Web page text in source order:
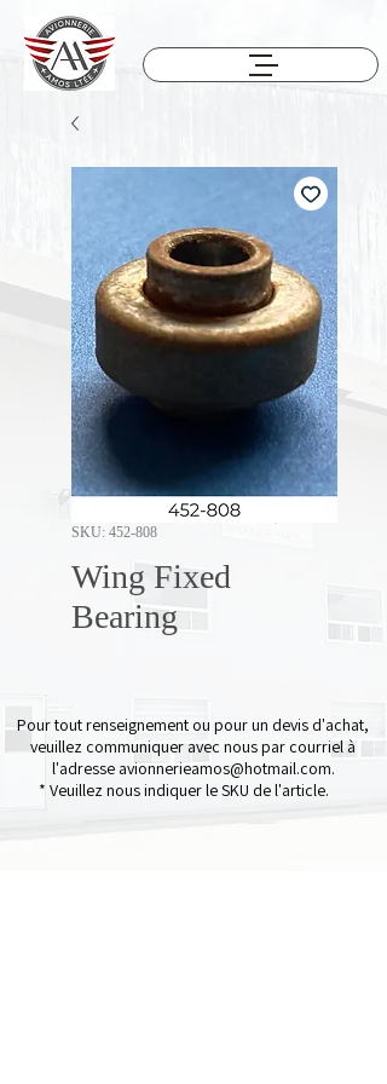
SKU: 452-808
Wing Fixed
Bearing
Pour tout renseignement ou pour un devis d'achat,
veuillez communiquer avec nous par courriel à
l'adresse avionnerieamos@hotmail.com.
* Veuillez nous indiquer le SKU de l'article.